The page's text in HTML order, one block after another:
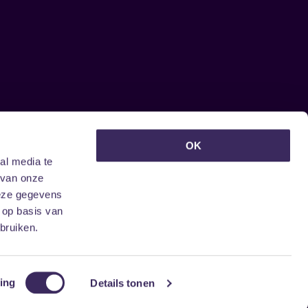
media te
onze
gegevens
basis van
Details tonen
OK
ontvangen?